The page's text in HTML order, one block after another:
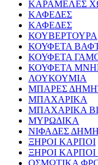
ΚΑΡΑΜΕΛΕΣ
ΚΑΦΕΔΕΣ
ΚΑΦΕΔΕΣ
ΚΟΥΒΕΡΤΟΥΡΑ
ΚΟΥΦΕΤΑ
ΚΟΥΦΕΤΑ
ΚΟΥΦΕΤΑ
ΛΟΥΚΟΥΜΙΑ
ΜΠΑΡΕΣ
ΜΠΑΧΑΡΙΚΑ
ΜΠΑΧΑΡΙΚΑ
ΜΥΡΩΔΙΚΑ
ΝΙΦΑΔΕΣ
ΞΗΡΟΙ ΚΑΡΠΟΙ
ΞΗΡΟΙ